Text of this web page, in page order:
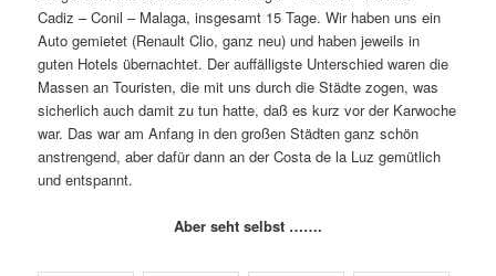
Cadiz – Conil – Malaga, insgesamt 15 Tage. Wir haben uns ein
Auto gemietet (Renault Clio, ganz neu) und haben jeweils in
guten Hotels übernachtet. Der auffälligste Unterschied waren die
Massen an Touristen, die mit uns durch die Städte zogen, was
sicherlich auch damit zu tun hatte, daß es kurz vor der Karwoche
war. Das war am Anfang in den großen Städten ganz schön
anstrengend, aber dafür dann an der Costa de la Luz gemütlich
und entspannt.
Aber seht selbst …….